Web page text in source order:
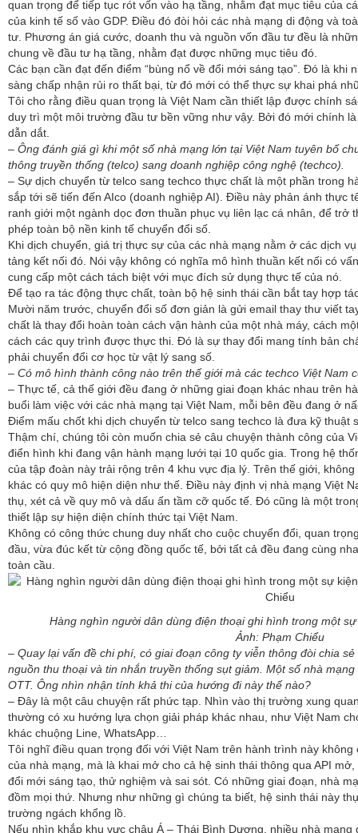
quan trọng để tiếp tục rót vốn vào hạ tầng, nhằm đạt mục tiêu của
của kinh tế số vào GDP. Điều đó đòi hỏi các nhà mạng di động và
tư. Phương án giá cước, doanh thu và nguồn vốn đầu tư đều là
chung về đầu tư hạ tầng, nhằm đạt được những mục tiêu đó.
Các bạn cần đạt đến điểm “bùng nổ về đổi mới sáng tạo”. Đó là khi
sàng chấp nhận rủi ro thất bại, từ đó mới có thể thực sự khai phá
Tôi cho rằng điều quan trọng là Việt Nam cần thiết lập được chính
duy trì một môi trường đầu tư bền vững như vậy. Bởi đó mới chính
dẫn dắt.
– Ông đánh giá gì khi một số nhà mạng lớn tại Việt Nam tuyên bố
thông truyền thống (telco) sang doanh nghiệp công nghệ (techco).
– Sự dịch chuyển từ telco sang techco thực chất là một phần trong
sắp tới sẽ tiến đến AIco (doanh nghiệp AI). Điều này phản ánh thực
ranh giới một ngành dọc đơn thuần phục vụ liên lạc cá nhân, để trở
phép toàn bộ nền kinh tế chuyển đổi số.
Khi dịch chuyển, giá trị thực sự của các nhà mạng nằm ở các dịch
tảng kết nối đó. Nói vậy không có nghĩa mô hình thuần kết nối có
cung cấp một cách tách biệt với mục đích sử dụng thực tế của nó.
Để tạo ra tác động thực chất, toàn bộ hệ sinh thái cần bắt tay hợp
Mười năm trước, chuyển đổi số đơn giản là gửi email thay thư viết
chất là thay đổi hoàn toàn cách vận hành của một nhà máy, cách
cách các quy trình được thực thi. Đó là sự thay đổi mang tính bản
phải chuyển đổi cơ học từ vật lý sang số.
– Có mô hình thành công nào trên thế giới mà các techco Việt Nam
– Thực tế, cả thế giới đều đang ở những giai đoạn khác nhau trên
buổi làm việc với các nhà mạng tại Việt Nam, mỗi bên đều đang ở
Điểm mấu chốt khi dịch chuyển từ telco sang techco là đưa kỹ thuật
Thậm chí, chúng tôi còn muốn chia sẻ câu chuyện thành công của
điển hình khi đang vận hành mạng lưới tại 10 quốc gia. Trong hệ
của tập đoàn này trải rộng trên 4 khu vực địa lý. Trên thế giới,
khác có quy mô hiện diện như thế. Điều này định vị nhà mạng Việt
thụ, xét cả về quy mô và dấu ấn tầm cỡ quốc tế. Đó cũng là một
thiết lập sự hiện diện chính thức tại Việt Nam.
Không có công thức chung duy nhất cho cuộc chuyển đổi, quan
đầu, vừa đúc kết từ cộng đồng quốc tế, bởi tất cả đều đang cùng
toàn cầu.
Hàng nghìn người dân dùng điện thoại ghi hình trong một
Ảnh: Phạm Chiểu
– Quay lại vấn đề chi phí, có giai đoạn công ty viễn thông đòi chia
nguồn thu thoại và tin nhắn truyền thống sụt giảm. Một số nhà
OTT. Ông nhìn nhận tính khả thi của hướng đi này thế nào?
– Đây là một câu chuyện rất phức tạp. Nhìn vào thị trường xung
thường có xu hướng lựa chọn giải pháp khác nhau, như Việt Nam
khác chuộng Line, WhatsApp…
Tôi nghĩ điều quan trọng đối với Việt Nam trên hành trình này
của nhà mạng, mà là khai mở cho cả hệ sinh thái thông qua API
đổi mới sáng tạo, thử nghiệm và sai sót. Có những giai đoạn, nhà
đồm mọi thứ. Nhưng như những gì chúng ta biết, hệ sinh thái này
trường ngách khổng lồ.
Nếu nhìn khắp khu vực châu Á – Thái Bình Dương, nhiều nhà